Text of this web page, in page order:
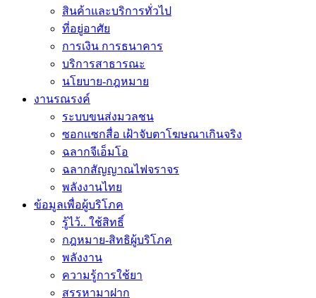
สินค้าและบริการทั่วไป
ที่อยู่อาศัย
การเงิน การธนาคาร
บริการสาธารณะ
นโยบาย-กฎหมาย
งานรณรงค์
ระบบขนส่งมวลชน
ซอกแซกสื่อ เฝ้าจับตาโฆษณาเกินจริง
ฉลากจีเอ็มโอ
ฉลากสัญญาณไฟจราจร
พลังงานไทย
ข้อมูลเพื่อผู้บริโภค
รู้ไว้.. ใช้สิทธิ์
กฎหมาย-สิทธิผู้บริโภค
พลังงาน
ความรู้การใช้ยา
สรรหามาฝาก